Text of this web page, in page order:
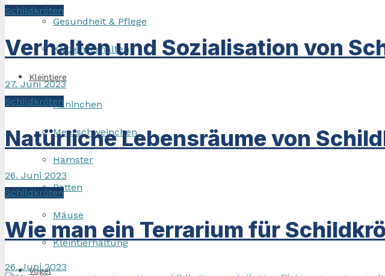
Gesundheit & Pflege
Katzenverhalten
Kleintiere
Kaninchen
Meerschweinchen
Hamster
Ratten
Mäuse
Kleintierhaltung
Vögel
Schildkröten
Verhalten und Sozialisation von
27. Juni 2023
Schildkröten
Natürliche Lebensräume von
26. Juni 2023
Schildkröten
Wie man ein Terrarium für
26. Juni 2023